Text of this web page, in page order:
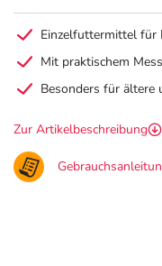
Einzelfuttermittel für
Mit praktischem
Besonders für ältere
Zur Artikelbeschreibung